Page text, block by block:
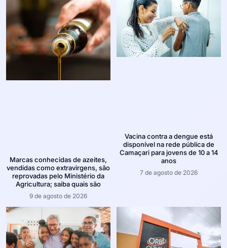
Marcas conhecidas de azeites,
vendidas como extravirgens, são
reprovadas pelo Ministério da
Agricultura; saiba quais são
9 de agosto de 2026
Vacina contra a dengue está
disponível na rede pública de
Camaçari para jovens de 10 a 14
anos
7 de agosto de 2026